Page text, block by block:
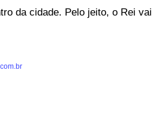
da cidade. Pelo jeito, o Rei